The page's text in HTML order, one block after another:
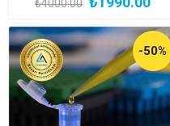
₺4000.00
-50%